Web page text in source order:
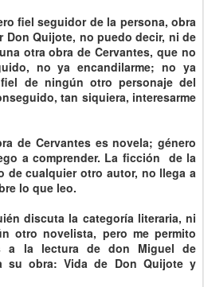
fiel seguidor de la persona, obra
Don Quijote, no puedo decir, ni de
otra obra de Cervantes, que no
no ya encandilarme; no ya
de ningún otro personaje del
tan siquiera, interesarme
de Cervantes es novela; género
a comprender. La ficción de la
de cualquier otro autor, no llega a
lo que leo.
discuta la categoría literaria, ni
otro novelista, pero me permito
a la lectura de don Miguel de
su obra: Vida de Don Quijote y